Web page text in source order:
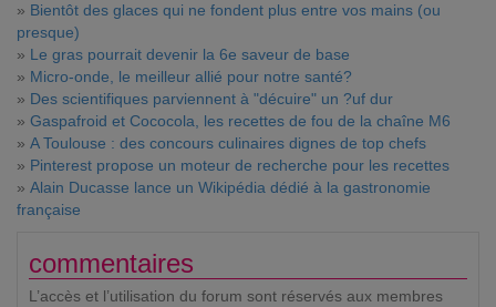
» Bientôt des glaces qui ne fondent plus entre vos mains (ou
presque)
» Le gras pourrait devenir la 6e saveur de base
» Micro-onde, le meilleur allié pour notre santé?
» Des scientifiques parviennent à "décuire" un ?uf dur
» Gaspafroid et Cococola, les recettes de fou de la chaîne M6
» A Toulouse : des concours culinaires dignes de top chefs
» Pinterest propose un moteur de recherche pour les recettes
» Alain Ducasse lance un Wikipédia dédié à la gastronomie
française
commentaires
L’accès et l’utilisation du forum sont réservés aux membres